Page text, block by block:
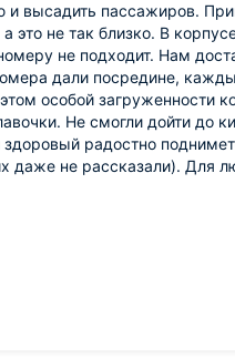
и высадить пассажиров.
не так близко. В
не подходит. Нам
дали посредине,
особой загруженности
Не смогли дойти до
радостно
не рассказали). Для